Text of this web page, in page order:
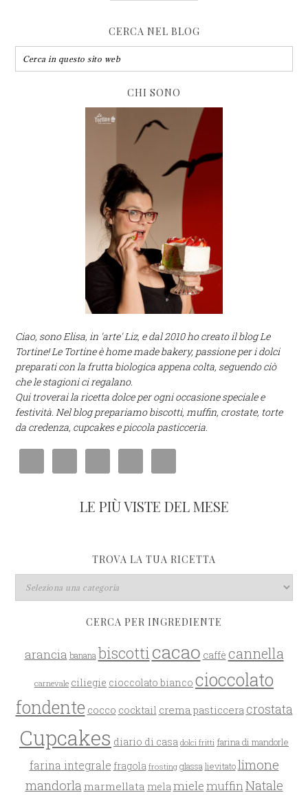
CERCA NEL BLOG
CHI SONO
Ciao, sono Elisa, in 'arte' Liz, e dal 2010 ho creato il blog Le
Tortine! Le Tortine è home made bakery, passione per i dolci
preparati con la frutta biologica appena colta, seguendo ciò
che le stagioni ci regalano.
Qui troverai la ricetta dolce per ogni occasione speciale e
festività. Nel blog prepariamo biscotti, muffin, crostate, torte
da credenza, cupcakes e piccola pasticceria.
LE PIÙ VISTE DEL MESE
TROVA LA TUA RICETTA
CERCA PER INGREDIENTE
arancia banana biscotticacao caffè cannella
carnevale ciliegie cioccolato bianco cioccolato
fondente cocco cocktail crema pasticcera crostata
Cupcakes diario di casa dolci fritti farina di mandorle
farina integrale fragola frosting glassa lievitato limone
mandorla marmellata melamielemuffinNatale